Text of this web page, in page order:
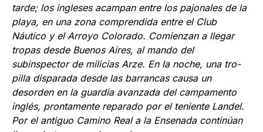
tarde; los ingleses acampan entre los pajonales de la
playa, en una zona comprendida entre el Club
Náutico y el Arroyo Co­lorado. Comienzan a llegar
tropas desde Buenos Aires, al mando del
subinspector de milicias Arze. En la noche, una tro­
pilla disparada desde las barrancas causa un
desorden en la guardia avan­zada del campamento
inglés, prontamente reparado por el teniente Landel.
Por el antiguo Camino Real a la Ensenada continúan